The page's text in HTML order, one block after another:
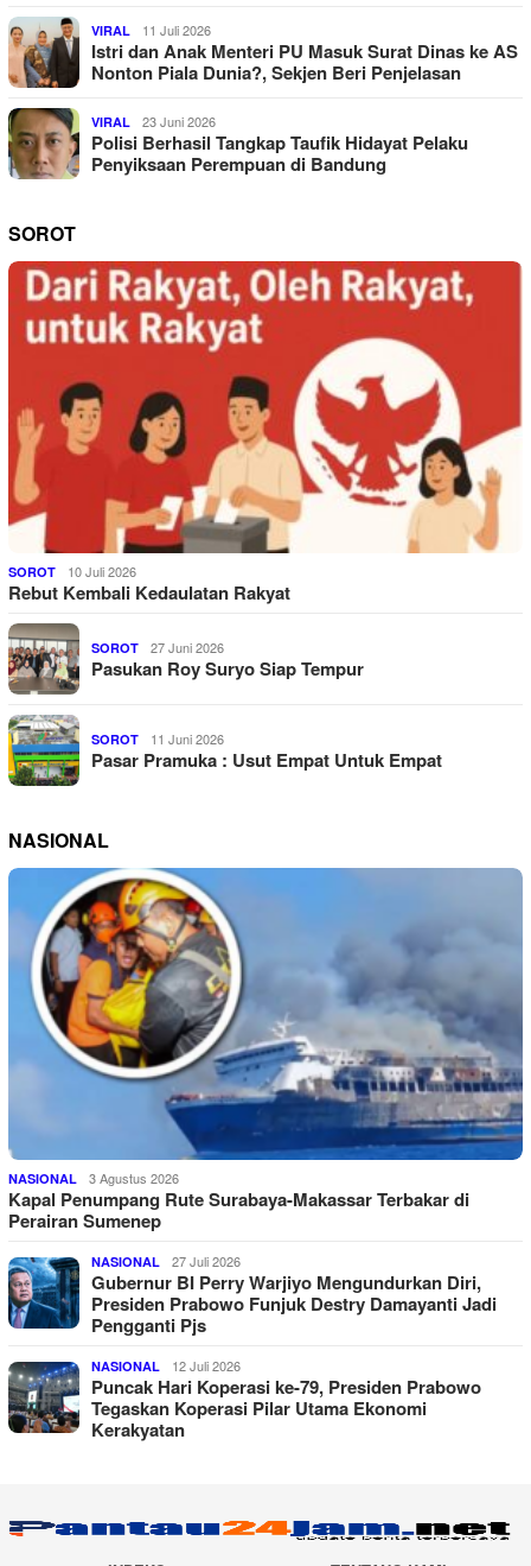
VIRAL 11 Juli 2026
Istri dan Anak Menteri PU Masuk Surat Dinas ke AS
Nonton Piala Dunia?, Sekjen Beri Penjelasan
VIRAL 23 Juni 2026
Polisi Berhasil Tangkap Taufik Hidayat Pelaku
Penyiksaan Perempuan di Bandung
SOROT
SOROT 10 Juli 2026
Rebut Kembali Kedaulatan Rakyat
SOROT 27 Juni 2026
Pasukan Roy Suryo Siap Tempur
SOROT 11 Juni 2026
Pasar Pramuka : Usut Empat Untuk Empat
NASIONAL
NASIONAL 3 Agustus 2026
Kapal Penumpang Rute Surabaya-Makassar Terbakar di
Perairan Sumenep
NASIONAL 27 Juli 2026
Gubernur BI Perry Warjiyo Mengundurkan Diri,
Presiden Prabowo Funjuk Destry Damayanti Jadi
Pengganti Pjs
NASIONAL 12 Juli 2026
Puncak Hari Koperasi ke-79, Presiden Prabowo
Tegaskan Koperasi Pilar Utama Ekonomi
Kerakyatan